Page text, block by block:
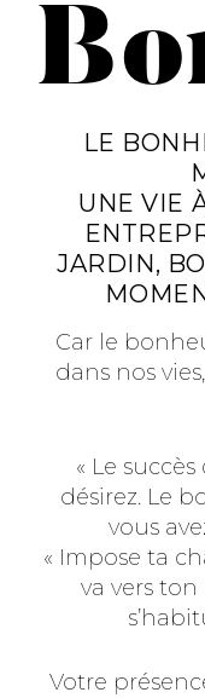
LE
UNE VIE
JARDIN,
Car le
dans nos
« Le succès
désirez. Le
vous
« Impose ta
va vers
Votre